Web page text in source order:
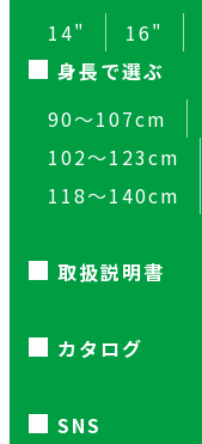
14"
16"
身長で選ぶ
90～107cm
102～123cm
118～140cm
取扱説明書
カタログ
SNS